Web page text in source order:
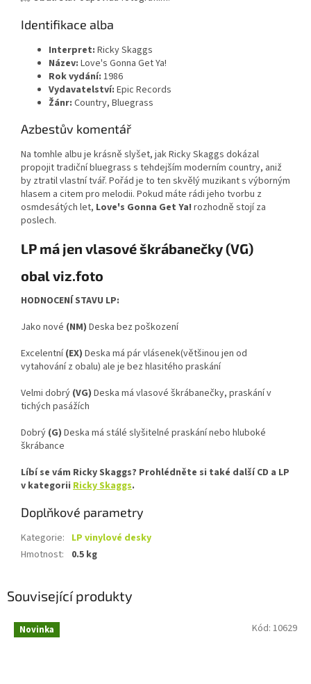
Identifikace alba
Interpret: Ricky Skaggs
Název: Love's Gonna Get Ya!
Rok vydání: 1986
Vydavatelství: Epic Records
Žánr: Country, Bluegrass
Azbestův komentář
Na tomhle albu je krásně slyšet, jak Ricky Skaggs dokázal
propojit tradiční bluegrass s tehdejším moderním country, aniž
by ztratil vlastní tvář. Pořád je to ten skvělý muzikant s výborným
hlasem a citem pro melodii. Pokud máte rádi jeho tvorbu z
osmdesátých let, Love's Gonna Get Ya! rozhodně stojí za
poslech.
LP má jen vlasové škrábanečky (VG)
obal viz.foto
HODNOCENÍ STAVU LP:
Jako nové (NM) Deska bez poškození
Excelentní (EX) Deska má pár vlásenek(většinou jen od
vytahování z obalu) ale je bez hlasitého praskání
Velmi dobrý (VG) Deska má vlasové škrábanečky, praskání v
tichých pasážích
Dobrý (G) Deska má stálé slyšitelné praskání nebo hluboké
škrábance
Líbí se vám Ricky Skaggs? Prohlédněte si také další CD a LP
v kategorii Ricky Skaggs.
Doplňkové parametry
Kategorie: LP vinylové desky
Hmotnost: 0.5 kg
Související produkty
Novinka Kód: 10629